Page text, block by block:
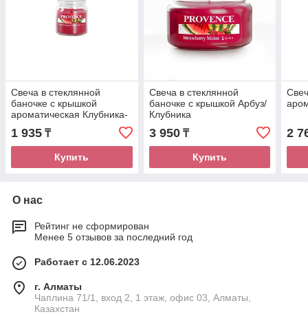
Свеча в стеклянной
баночке с крышкой
ароматическая Клубника-
1 935 ₸
Купить
Свеча в стеклянной
баночке с крышкой Арбуз/
Клубника
3 950₸
Купить
2
О нас
Рейтинг не сформирован
Менее 5 отзывов за последний год
Работает с 12.06.2023
г. Алматы
Чаплина 71/1, вход 2, 1 этаж, офис 03, Алматы,
Казахстан